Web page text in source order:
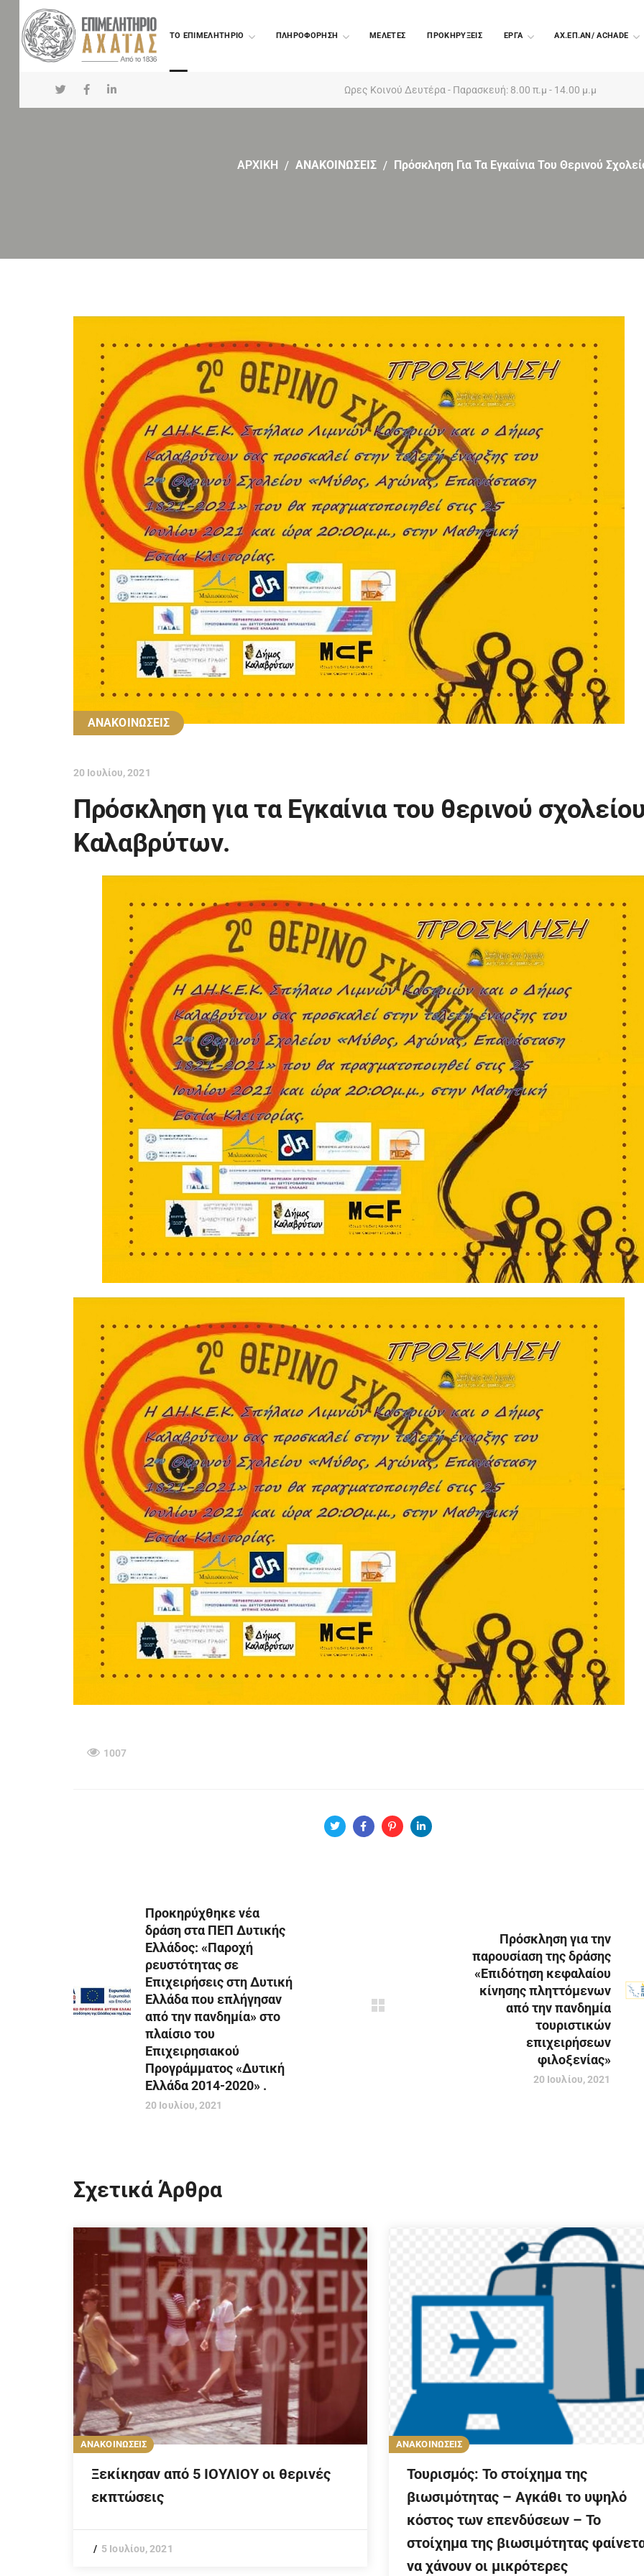
TO ΕΠΙΜΕΛΗΤΗΡΙΟ ΠΛΗΡΟΦΟΡΗΣΗ ΜΕΛΕΤΕΣ ΠΡΟΚΗΡΥΞΕΙΣ EΡΓΑ ΑΧ.ΕΠ.ΑΝ/ ACHADE
Ωρες Κοινού Δευτέρα - Παρασκευή: 8.00 π.μ - 14.00 μ.μ
ΑΡΧΙΚΗ ΑΝΑΚΟΙΝΩΣΕΙΣ Πρόσκληση Για Τα Εγκαίνια Του Θερινού
ΑΝΑΚΟΙΝΩΣΕΙΣ
20 Ιουλίου, 2021
Πρόσκληση για τα Εγκαίνια του θερινού
Καλαβρύτων.
1007
Προκηρύχθηκε νέα
δράση στα ΠΕΠ Δυτικής
Ελλάδος: «Παροχή
ρευστότητας σε
Επιχειρήσεις στη Δυτική
Ελλάδα που επλήγησαν
από την πανδημία» στο
πλαίσιο του
Επιχειρησιακού
Προγράμματος «Δυτική
Ελλάδα 2014-2020» .
20 Ιουλίου, 2021
Πρόσκληση για την
παρουσίαση της δράσης
«Επιδότηση κεφαλαίου
κίνησης πληττόμενων
από την πανδημία
τουριστικών
επιχειρήσεων
φιλοξενίας»
20 Ιουλίου, 2021
Σχετικά Άρθρα
ΑΝΑΚΟΙΝΩΣΕΙΣ
Ξεκίκησαν από 5 ΙΟΥΛΙΟΥ οι θερινές
εκπτώσεις
5 Ιουλίου, 2021
ΑΝΑΚΟΙΝΩΣΕΙΣ
Τουρισμός: Το στοίχημα της
βιωσιμότητας – Αγκάθι το υψηλό
κόστος των επενδύσεων – Το
στοίχημα της βιωσιμότητας
να χάνουν οι μικρότερες